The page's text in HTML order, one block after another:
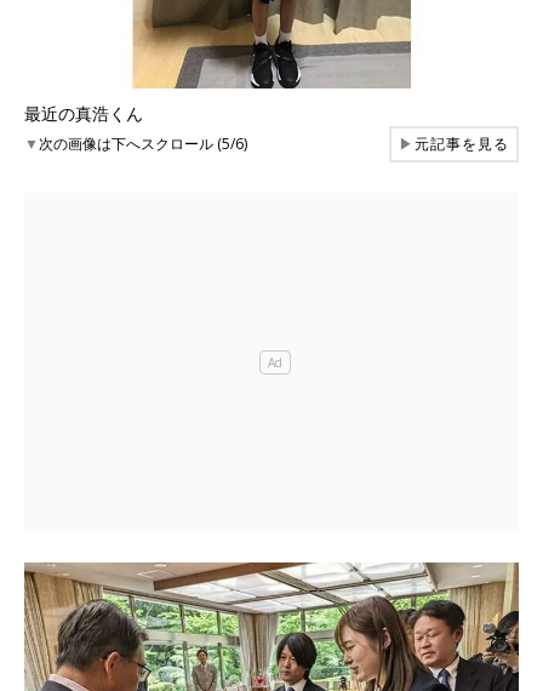
最近の真浩くん
▼次の画像は下へスクロール (5/6) ▶元記事を見る